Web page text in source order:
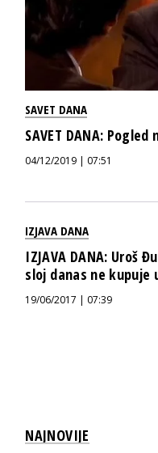
SAVET DANA
SAVET DANA:
04/12/2019 | 07:51
IZJAVA DANA
IZJAVA DANA: Uroš
sloj danas ne kupuje
19/06/2017 | 07:39
NAJNOVIJE